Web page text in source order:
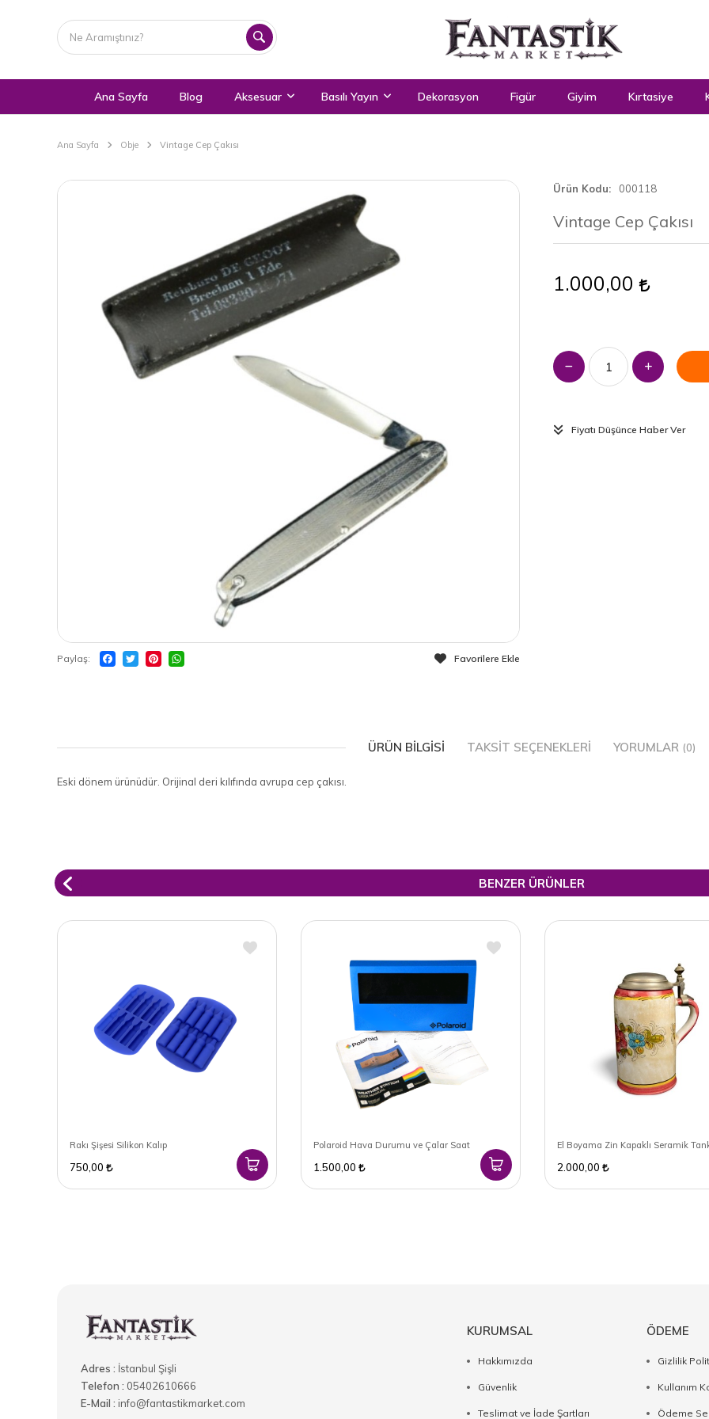
Ana Sayfa Blog Aksesuar Basılı Yayın Dekorasyon Figür Giyim Kırtasiye
Ana Sayfa Obje Vintage Cep Çakısı
Paylaş Favorilere Ekle
Ürün Kodu 000118
Vintage Cep Çakısı
1.000,00
Fiyatı Düşünce Haber Ver
ÜRÜN BILGISI TAKSIT SEÇENEKLERI YORUMLAR (0)
Eski dönem ürünüdür. Orijinal deri kılıfında avrupa cep çakısı.
BENZER ÜRÜNLER
Rakı Şişesi Silikon Kalıp
750,00
Polaroid Hava Durumu ve Çalar Saat
1.500,00
El Boyama Zin Kapaklı Seramik
2.000,00
Adres : İstanbul Şişli
Telefon : 05402610666
E-Mail : info@fantastikmarket.com
KURUMSAL
Hakkımızda
Güvenlik
Teslimat ve İade Şartları
ÖDEME
Gizlilik
Kullanım
Ödeme